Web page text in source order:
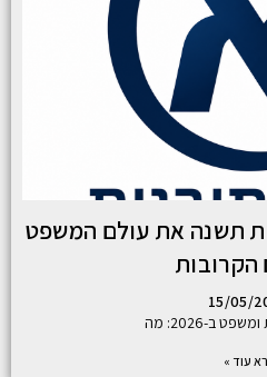
תשנה את עולם המשפט
הקרובות
15/05/
ב-2026: מה
עוד »